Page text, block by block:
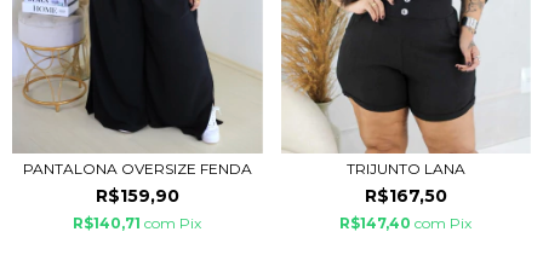
PANTALONA OVERSIZE FENDA
R$159,90
R$140,71com Pix
TRIJUNTO LANA
R$167,50
R$147,40com Pix